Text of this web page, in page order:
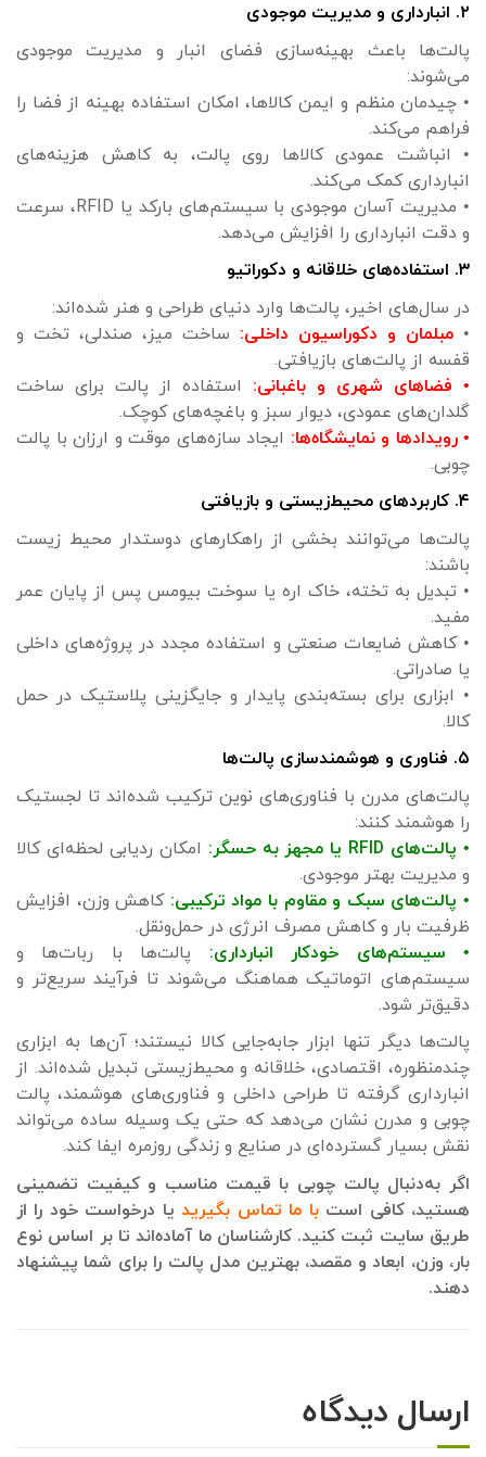
۲. انبارداری و مدیریت موجودی
پالت‌ها باعث بهینه‌سازی فضای انبار و مدیریت موجودی
می‌شوند:
• چیدمان منظم و ایمن کالاها، امکان استفاده بهینه از فضا را
فراهم می‌کند.
• انباشت عمودی کالاها روی پالت، به کاهش هزینه‌های
انبارداری کمک می‌کند.
• مدیریت آسان موجودی با سیستم‌های بارکد یا RFID، سرعت
و دقت انبارداری را افزایش می‌دهد.
۳. استفاده‌های خلاقانه و دکوراتیو
در سال‌های اخیر، پالت‌ها وارد دنیای طراحی و هنر شده‌اند:
• مبلمان و دکوراسیون داخلی: ساخت میز، صندلی، تخت و
قفسه از پالت‌های بازیافتی.
• فضاهای شهری و باغبانی: استفاده از پالت برای ساخت
گلدان‌های عمودی، دیوار سبز و باغچه‌های کوچک.
• رویدادها و نمایشگاه‌ها: ایجاد سازه‌های موقت و ارزان با پالت
چوبی.
۴. کاربردهای محیط‌زیستی و بازیافتی
پالت‌ها می‌توانند بخشی از راهکارهای دوستدار محیط زیست
باشند:
• تبدیل به تخته، خاک اره یا سوخت بیومس پس از پایان عمر
مفید.
• کاهش ضایعات صنعتی و استفاده مجدد در پروژه‌های داخلی
یا صادراتی.
• ابزاری برای بسته‌بندی پایدار و جایگزینی پلاستیک در حمل
کالا.
۵. فناوری و هوشمندسازی پالت‌ها
پالت‌های مدرن با فناوری‌های نوین ترکیب شده‌اند تا لجستیک
را هوشمند کنند:
• پالت‌های RFID یا مجهز به حسگر:
امکان ردیابی لحظه‌ای کالا
و مدیریت بهتر موجودی.
• پالت‌های سبک و مقاوم با مواد ترکیبی: کاهش وزن، افزایش
ظرفیت بار و کاهش مصرف انرژی در حمل‌ونقل.
• سیستم‌های خودکار انبارداری:
پالت‌ها با ربات‌ها و
سیستم‌های اتوماتیک هماهنگ می‌شوند تا فرآیند سریع‌تر و
دقیق‌تر شود.
پالت‌ها دیگر تنها ابزار جابه‌جایی کالا نیستند؛ آن‌ها به ابزاری
چندمنظوره، اقتصادی، خلاقانه و محیط‌زیستی تبدیل شده‌اند. از
انبارداری گرفته تا طراحی داخلی و فناوری‌های هوشمند، پالت
چوبی و مدرن نشان می‌دهد که حتی یک وسیله ساده می‌تواند
نقش بسیار گسترده‌ای در صنایع و زندگی روزمره ایفا کند.
اگر به‌دنبال پالت چوبی با قیمت مناسب و کیفیت تضمینی
هستید، کافی است با ما تماس بگیرید یا درخواست خود را از
طریق سایت ثبت کنید. کارشناسان ما آماده‌اند تا بر اساس نوع
بار، وزن، ابعاد و مقصد، بهترین مدل پالت را برای شما پیشنهاد
دهند.
ارسال دیدگاه